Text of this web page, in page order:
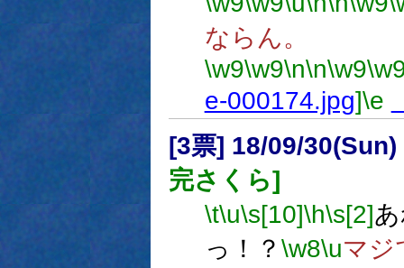
ならん。
\w9\w9\n\n\w9
e-000174.jpg]\e
[3票] 18/09/
完さくら]
\t\u\s[10]\h\s[2]
っ！？ \w8\uマジ